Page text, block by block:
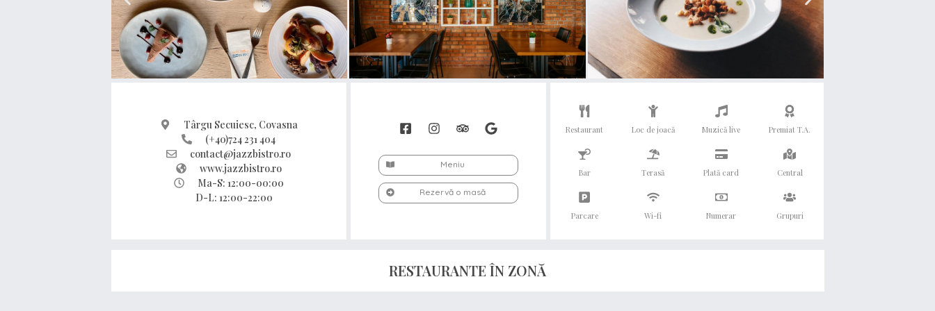
Târgu Secuiesc, Covasna
(+40)724 231 404
contact@jazzbistro.ro
www.jazzbistro.ro
Ma-S: 12:00-00:00
D-L: 12:00-22:00
Meniu
Rezervă o masă
Restaurant
Bar
Parcare
Loc de joacă
Terasă
Wi-fi
Muzică live
Plată card
Numerar
Premiat T.A.
Central
Grupuri
RESTAURANTE ÎN ZONĂ